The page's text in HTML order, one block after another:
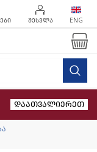
ᲨᲔᲡᲕᲚᲐ ENG
დაათვალიერეთ